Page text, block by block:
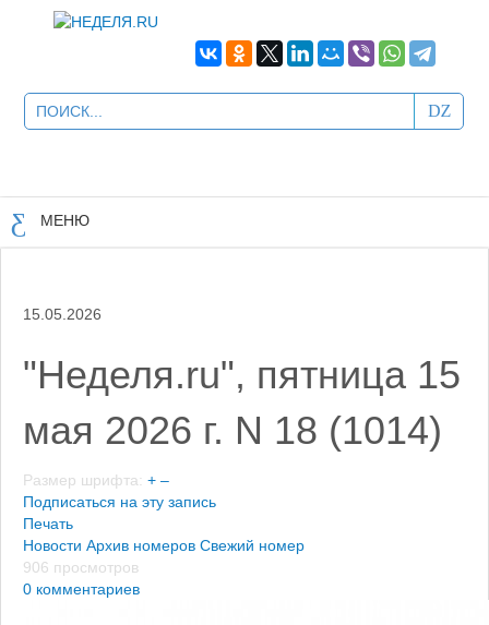
МЕНЮ
15.05.2026
"Неделя.ru", пятница 15
мая 2026 г. N 18 (1014)
Размер шрифта: + –
Подписаться на эту запись
Печать
Новости Архив номеров Свежий номер
906 просмотров
0 комментариев